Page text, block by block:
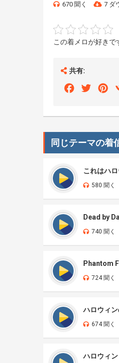
670 聞く 7 ダ
この着メロが好きで
共有:
FacebookTwitter
同じテーマの着
これはハ
580 聞く
Dead by
740 聞く
Phantom
724 聞く
ハロウィ
674 聞く
ハロウィン